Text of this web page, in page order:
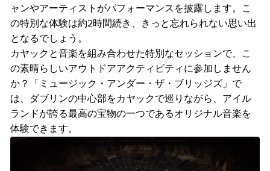
ャンやアーティストがパフォーマンスを披露します。こ
の特別な体験は約2時間続き、きっと忘れられない思い出
となるでしょう。
カヤックと音楽を組み合わせた特別なセッションで、こ
の素晴らしいアウトドアアクティビティに参加しません
か？「ミュージック・アンダー・ザ・ブリッジズ」で
は、ダブリンの中心部をカヤックで巡りながら、アイル
ランドが誇る最高の宝物の一つであるオリジナル音楽を
体験できます。